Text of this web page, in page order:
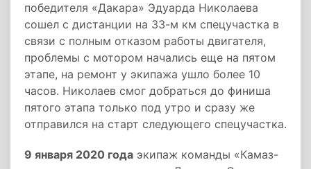
победителя «Дакара» Эдуарда Николаева
сошел с дистанции на 33-м км спецучастка в
связи с полным отказом работы двигателя,
проблемы с мотором начались еще на пятом
этапе, на ремонт у экипажа ушло более 10
часов. Николаев смог добраться до финиша
пятого этапа только под утро и сразу же
отправился на старт следующего спецучастка.
9 января 2020 года экипаж команды «Камаз-